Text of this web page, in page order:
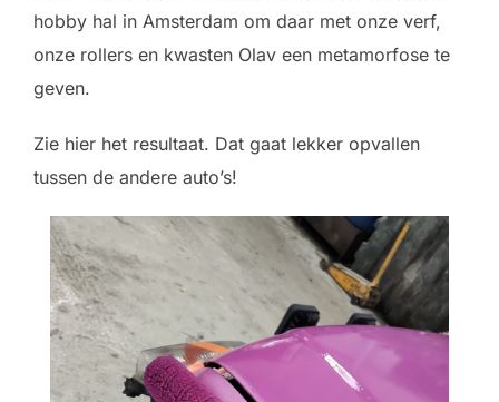
hobby hal in Amsterdam om daar met onze verf,
onze rollers en kwasten Olav een metamorfose te
geven.
Zie hier het resultaat. Dat gaat lekker opvallen
tussen de andere auto’s!